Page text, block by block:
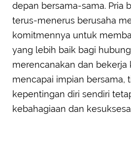
depan bersama-sama. Pria
terus-menerus berusaha
komitmennya untuk
yang lebih baik bagi
merencanakan dan bekerja
mencapai impian bersama,
kepentingan diri sendiri
kebahagiaan dan